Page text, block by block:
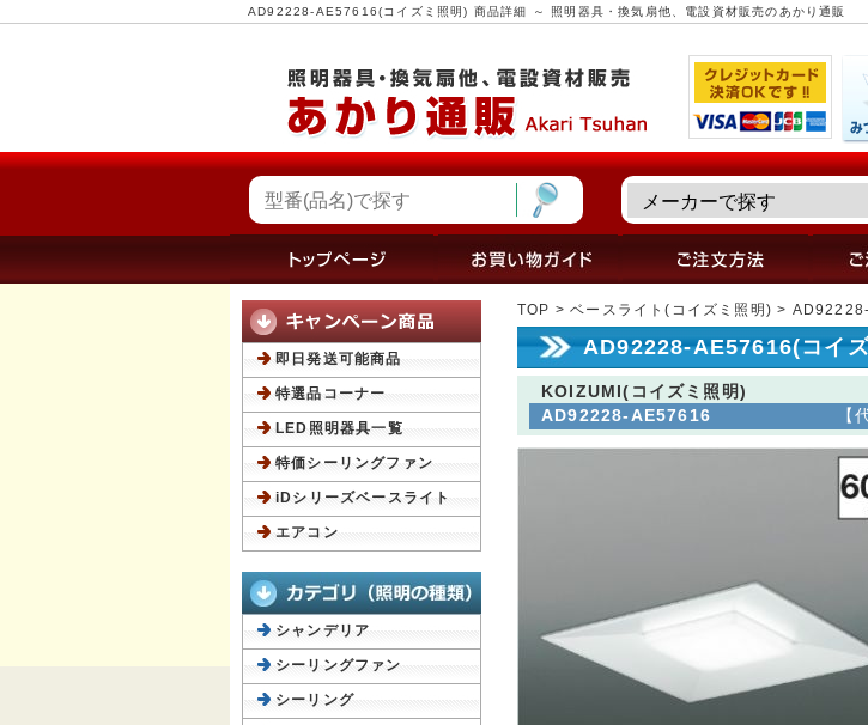
AD92228-AE57616(コイズミ照明) 商品詳細 ～ 照明器具・換気扇他、電設資材販売のあかり通販
TOP >ベースライト(コイズミ照明) >
AD92228-AE57616(コイ
KOIZUMI(コイズミ照明)
AD92228-AE57616
即日発送可能商品
特選品コーナー
LED照明器具一覧
特価シーリングファン
iDシリーズベースライト
エアコン
シャンデリア
シーリングファン
シーリング